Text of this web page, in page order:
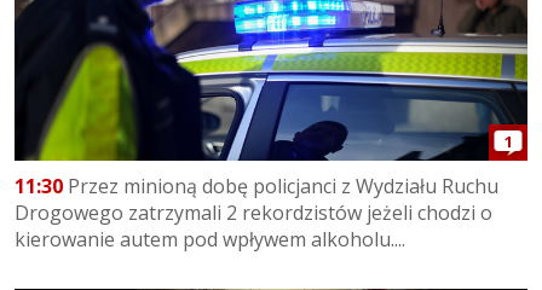
1
11:30 Przez minioną dobę policjanci z Wydziału Ruchu
Drogowego zatrzymali 2 rekordzistów jeżeli chodzi o
kierowanie autem pod wpływem alkoholu....